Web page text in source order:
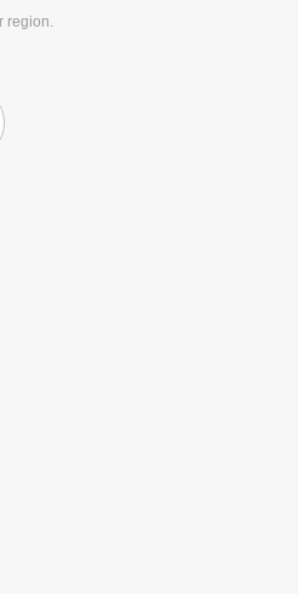
region.